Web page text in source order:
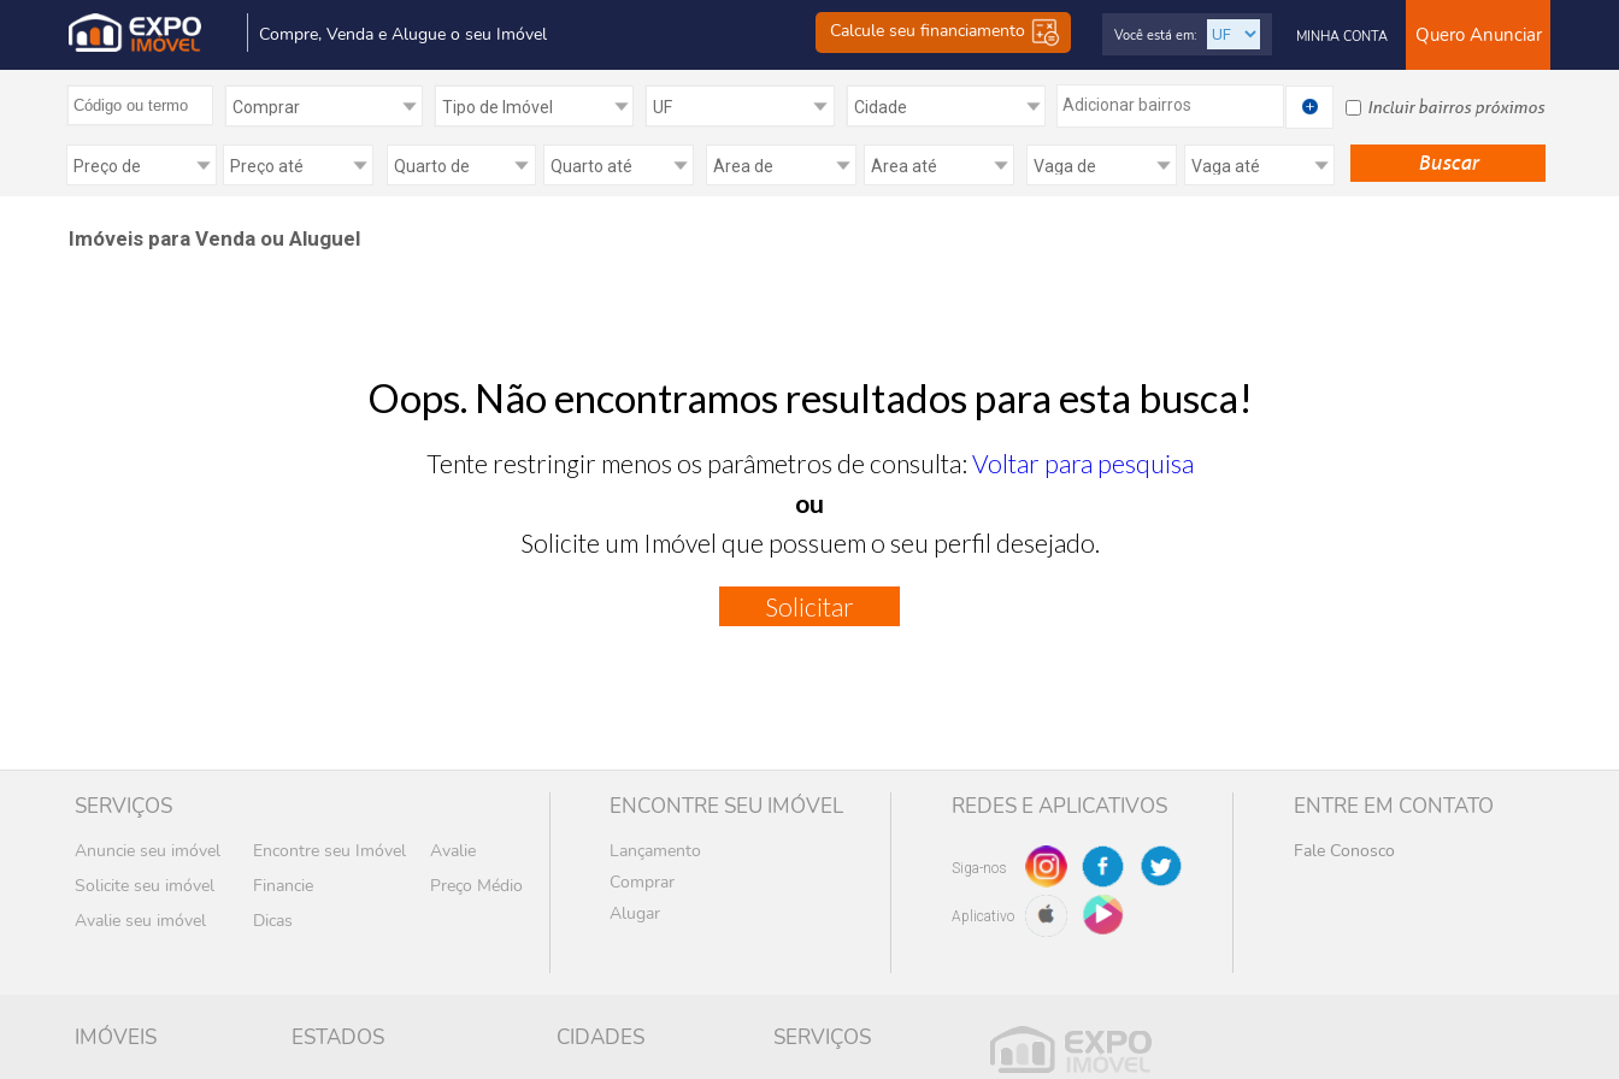
Compre, Venda e Alugue o seu Imóvel Calcule seu financiamento Quero Anunciar
MINHA CONTA
Você está em:
Adicionar bairros Incluir bairros próximos
Imóveis para Venda ou Aluguel
Oops. Não encontramos resultados para esta busca!
Tente restringir menos os parâmetros de consulta: Voltar para pesquisa
ou
Solicite um Imóvel que possuem o seu perfil desejado.
Solicitar
SERVIÇOS
Anuncie seu imóvel Encontre seu Imóvel
Avalie
Solicite seu imóvel
Financie
Preço Médio
Avalie seu imóvel
Dicas
ENCONTRE SEU IMÓVEL
Lançamento
Comprar
Alugar
REDES E APLICATIVOS
Siga-nos
Aplicativo
ENTRE EM CONTATO
Fale Conosco
IMÓVEIS ESTADOS CIDADES SERVIÇOS